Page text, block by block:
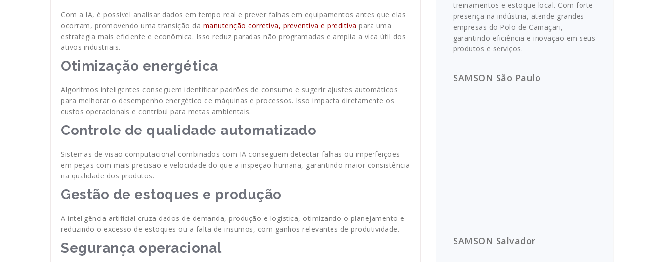
Com a IA, é possível analisar dados em tempo real e prever falhas em equipamentos antes que elas
ocorram, promovendo uma transição da manutenção corretiva, preventiva e preditiva para uma
estratégia mais eficiente e econômica. Isso reduz paradas não programadas e amplia a vida útil dos
ativos industriais.
Otimização energética
Algoritmos inteligentes conseguem identificar padrões de consumo e sugerir ajustes automáticos
para melhorar o desempenho energético de máquinas e processos. Isso impacta diretamente os
custos operacionais e contribui para metas ambientais.
Controle de qualidade automatizado
Sistemas de visão computacional combinados com IA conseguem detectar falhas ou imperfeições
em peças com mais precisão e velocidade do que a inspeção humana, garantindo maior consistência
na qualidade dos produtos.
Gestão de estoques e produção
A inteligência artificial cruza dados de demanda, produção e logística, otimizando o planejamento e
reduzindo o excesso de estoques ou a falta de insumos, com ganhos relevantes de produtividade.
Segurança operacional
treinamentos e estoque local. Com forte
presença na indústria, atende grandes
empresas do Polo de Camaçari,
garantindo eficiência e inovação em seus
produtos e serviços.
SAMSON São Paulo
SAMSON Salvador